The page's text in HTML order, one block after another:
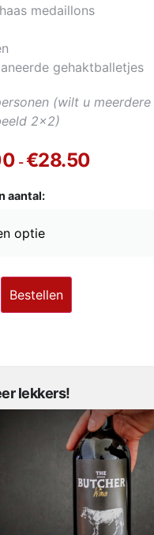
medaillons
gehaktballetjes
(wilt u
2×2)
- €28.50
aantal:
Bestellen
lekkers!